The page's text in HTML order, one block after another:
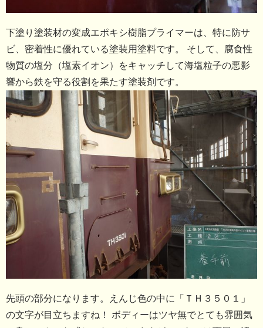
下塗り塗装材の変成エポキシ樹脂プライマーは、特に防サ
ビ、密着性に優れている塗装用塗料です。 そして、腐食性
物質の塩分（塩素イオン）をキャッチして海塩粒子の悪影
響から鉄を守る役割を果たす塗装剤です。
先頭の部分になります。えんじ色の中に「ＴＨ３５０１」
の文字が目立ちますね！ ボディーはツヤ無でとても雰囲気